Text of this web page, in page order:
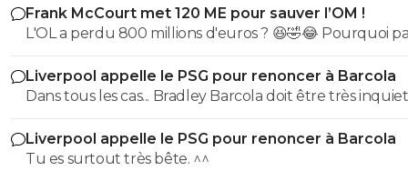
Frank McCourt met 120 ME pour sauver l’OM !
L'OL a perdu 800 millions d'euros ? 😆🤣😂 Pourquoi pas un
milliard tant que tu y es ! ^^
Liverpool appelle le PSG pour renoncer à Barcola
Dans tous les cas... Bradley Barcola doit être très inquiet.
qui est vraiment compréhensible lorsque l'on sait
le PSG a traiter Kylian Mbappé lorsqu'il avait voulu
PSG.
Liverpool appelle le PSG pour renoncer à Barcola
Tu es surtout très bête. ^^